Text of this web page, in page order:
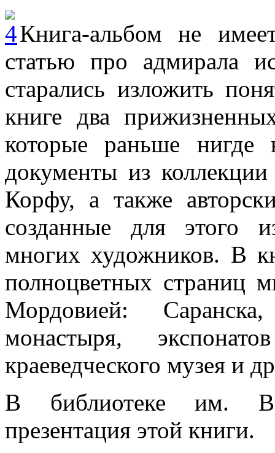
Книга-альбом не
статью про адмирала
старались изложить
книге два
которые раньше нигде
документы из коллекции
Корфу, а также
созданные для этого
многих художников. В
полноцветных страниц
Мордовией:
монастыря,
краеведческого музея и
В библиотеке им. В.
презентация этой книги.